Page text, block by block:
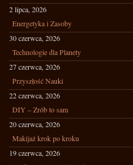
2 lipca, 2026
Energetyka i Zasoby
30 czerwca, 2026
Technologie dla Planety
27 czerwca, 2026
Przyszłość Nauki
22 czerwca, 2026
DIY – Zrób to sam
20 czerwca, 2026
Makijaż krok po kroku
19 czerwca, 2026